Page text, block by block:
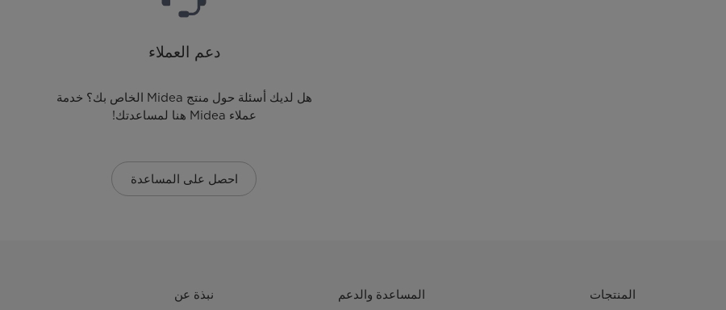
دعم العملاء
هل لديك أسئلة حول منتج Midea الخاص بك؟ خدمة
عملاء Midea هنا لمساعدتك!
احصل على المساعدة
المنتجات المساعدة والدعم نبذة عن